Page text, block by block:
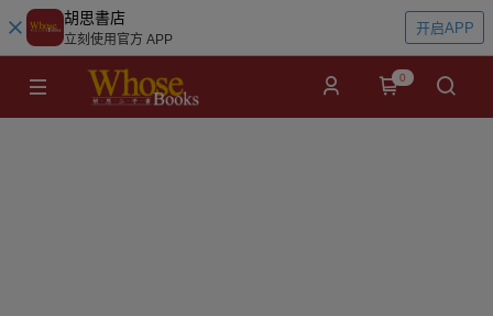
胡思書店
立刻使用官方 APP
开启APP
0